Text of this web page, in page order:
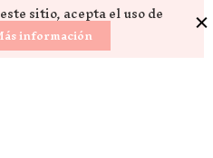
sitio, acepta el uso de
información